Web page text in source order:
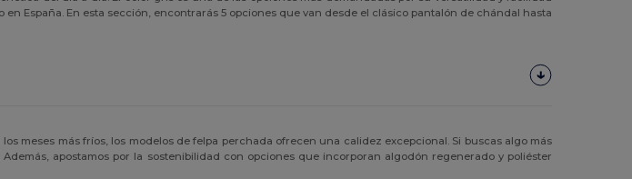
España. En esta sección, encontrarás 5 opciones que van desde el clásico pantalón de chándal hasta
meses más fríos, los modelos de felpa perchada ofrecen una calidez excepcional. Si buscas algo más
apostamos por la sostenibilidad con opciones que incorporan algodón regenerado y poliéster